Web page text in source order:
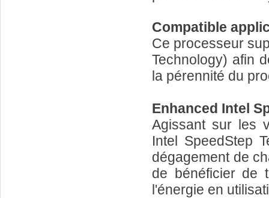
Compatible
Ce processeur
Technology) afin
la pérennité du
Enhanced Intel
Agissant sur les
Intel SpeedStep
dégagement de
de bénéficier de
l'énergie en